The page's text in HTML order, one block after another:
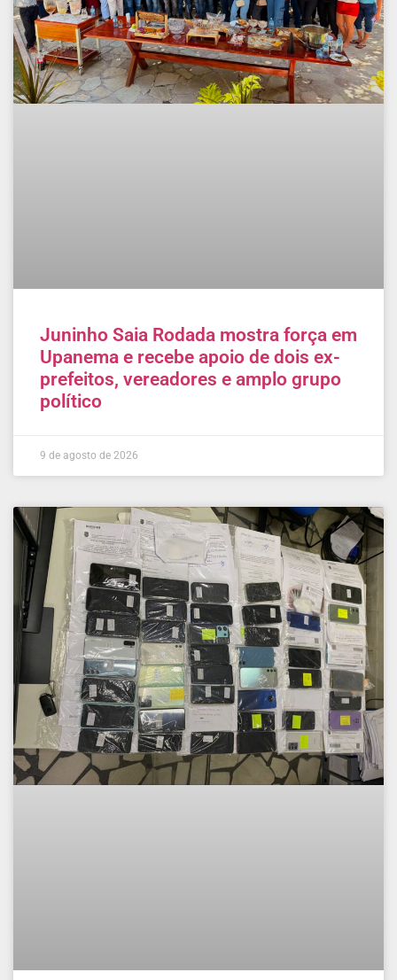
Juninho Saia Rodada mostra força em
Upanema e recebe apoio de dois ex-
prefeitos, vereadores e amplo grupo
político
9 de agosto de 2026